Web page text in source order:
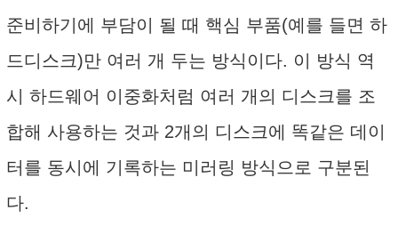
준비하기에 부담이 될 때 핵심 부품(예를 들면 하
드디스크)만 여러 개 두는 방식이다. 이 방식 역
시 하드웨어 이중화처럼 여러 개의 디스크를 조
합해 사용하는 것과 2개의 디스크에 똑같은 데이
터를 동시에 기록하는 미러링 방식으로 구분된
다.